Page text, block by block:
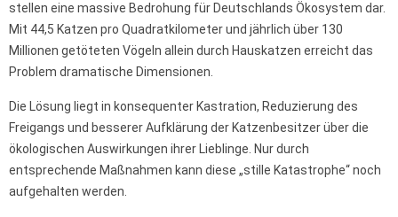
stellen eine massive Bedrohung für Deutschlands Ökosystem dar.
Mit 44,5 Katzen pro Quadratkilometer und jährlich über 130
Millionen getöteten Vögeln allein durch Hauskatzen erreicht das
Problem dramatische Dimensionen.
Die Lösung liegt in konsequenter Kastration, Reduzierung des
Freigangs und besserer Aufklärung der Katzenbesitzer über die
ökologischen Auswirkungen ihrer Lieblinge. Nur durch
entsprechende Maßnahmen kann diese „stille Katastrophe“ noch
aufgehalten werden.